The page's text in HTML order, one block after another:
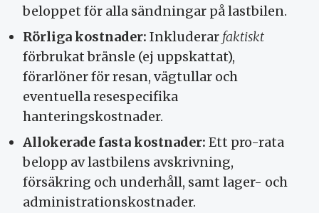
beloppet för alla sändningar på lastbilen.
Rörliga kostnader: Inkluderar faktiskt
förbrukat bränsle (ej uppskattat),
förarlöner för resan, vägtullar och
eventuella resespecifika
hanteringskostnader.
Allokerade fasta kostnader: Ett pro-rata
belopp av lastbilens avskrivning,
försäkring och underhåll, samt lager- och
administrationskostnader.